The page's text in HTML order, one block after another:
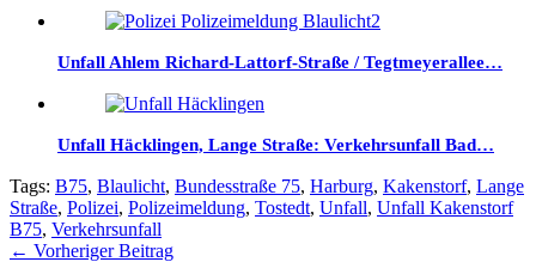
Unfall Ahlem Richard-Lattorf-Straße / Tegtmeyerallee…
Unfall Häcklingen, Lange Straße: Verkehrsunfall Bad…
Tags: B75, Blaulicht, Bundesstraße 75, Harburg, Kakenstorf, Lange
Straße, Polizei, Polizeimeldung, Tostedt, Unfall, Unfall Kakenstorf
B75, Verkehrsunfall
← Vorheriger Beitrag